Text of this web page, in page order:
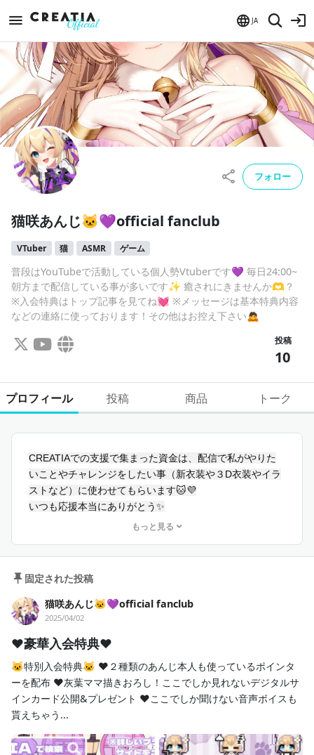
JA
猫咲あんじ🐱💜official fanclub
VTuber 猫 ASMR ゲーム
普段はYouTubeで活動している個人勢Vtuberです💜 毎日24:00~
朝方まで配信している事が多いです✨ 癒されにきませんか🫶？
※入会特典はトップ記事を見てね💓 ※メッセージは基本特典内容
などの連絡に使っております！その他はお控え下さい🙇‍
投稿
10
フォロー
プロフィール 投稿 商品 トーク
CREATIAでの支援で集まった資金は、配信で私がやりた
いことやチャレンジをしたい事（新衣装や３D衣装やイラ
ストなど）に使わせてもらいます🐱💜
いつも応援本当にありがとう✨
୧･･･････････････････････････････････････････････････
････････････････୨୧
YouTube
https://www.youtube.com/@Nekosaki_Anji
X(旧Twitter)
https://twitter.com/Nekosaki_anji
TikTok
https://www.tiktok.com/@nekosaki_anji
BOOTH
https://nekosaki-anji.booth.pm/
FANBOX
https://nekosaki-anji.fanbox.cc/
Giftee
もっと見る
固定された投稿
猫咲あんじ🐱💜official fanclub
2025/04/02
♥豪華入会特典♥
🐱特別入会特典🐱 ♥２種類のあんじ本人も使っているポインタ
ーを配布 ♥灰葉ママ描きおろし！ここでしか見れないデジタルサ
インカード公開&プレゼント ♥ここでしか聞けない音声ボイスも
貰えちゃう...